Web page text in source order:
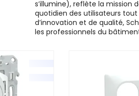
s’illumine), reflète la mission
quotidien des utilisateurs
d’innovation et de qualité,
les professionnels du